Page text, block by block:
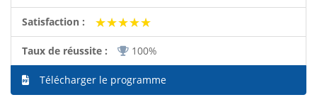
Satisfaction : ★★★★★
★★★★★
Taux de réussite : 100%
Télécharger le programme